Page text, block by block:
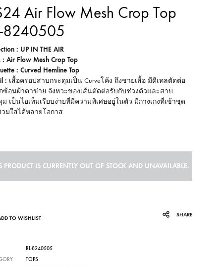
: Shaka Flagship Store
Air Flow Mesh Crop Top
8240505
: UP IN THE AIR
: Air Flow Mesh Crop Top
: Curved Hemline Top
: เสื้อครอปสาบกระดุมเป็น Curveโค้ง ถึงชายเสื้อ มีดีเทลตัดต่อ
ซ้อนผ้าตาข่าย จังหวะของเส้นตัดต่อรับกับช่วงตัวและสาบ
ม เป็นไอเท็มเรียบง่ายที่มีความพิเศษอยู่ในตัว มีกางเกงที่เข้าชุด
มใส่ได้หลายโอกาส
PRODUCT IS CURRENTLY OUT OF STOCK AND UNAVAILABLE.
TO WISHLIST
SHARE
BL-8240505
TOPS